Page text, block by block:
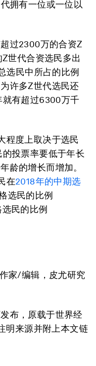
拥有一位或一位以
过2300万的合资Z
世代合资选民多出
民中所占的比例
许多Z世代选民还
就有超过6300万千
程度上取决于选民
投票率要低于年长
龄的增长而增加。
在2018年的中期选
选民的比例
民的比例
家/编辑，皮尤研究
布，原载于世界经
明来源并附上本文链